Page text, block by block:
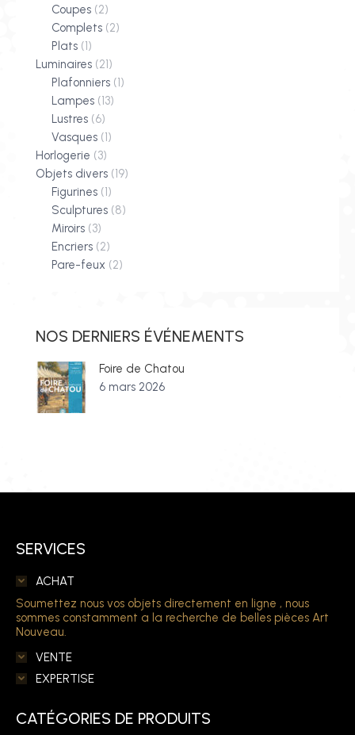
Coupes (2)
Complets (2)
Plats (1)
Luminaires (21)
Plafonniers (1)
Lampes (13)
Lustres (6)
Vasques (1)
Horlogerie (3)
Objets divers (19)
Figurines (1)
Sculptures (8)
Miroirs (3)
Encriers (2)
Pare-feux (2)
NOS DERNIERS ÉVÉNEMENTS
Foire de Chatou
6 mars 2026
SERVICES
ACHAT
Soumettez nous vos objets directement en ligne , nous
sommes constamment a la recherche de belles pièces Art
Nouveau.
VENTE
EXPERTISE
CATÉGORIES DE PRODUITS